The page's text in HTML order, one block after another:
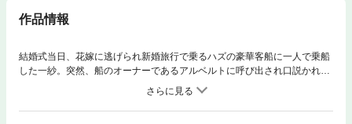
作品情報
結婚式当日、花嫁に逃げられ新婚旅行で乗るハズの豪華客船に一人で乗船
した一紗。突然、船のオーナーであるアルベルトに呼び出され口説かれて
しまうのだが…？ ルビー初（!?）☆ハーレクイン豪華客船ラブが遂に登
場！ ※こちらの電子書籍については、口絵や挿絵は収録しておりませ
ん。ご了承ください。